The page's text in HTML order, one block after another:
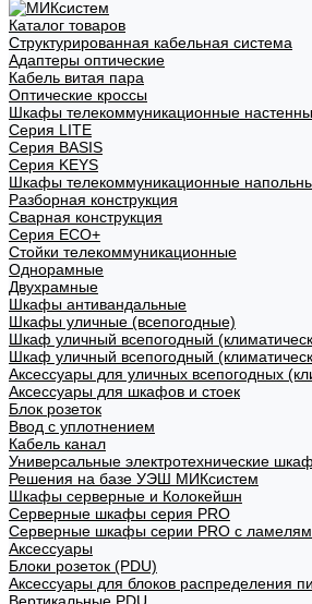
Каталог товаров
Структурированная кабельная система
Адаптеры оптические
Кабель витая пара
Оптические кроссы
Шкафы телекоммуникационные
Cерия LITE
Cерия BASIS
Cерия KEYS
Шкафы телекоммуникационные
Разборная конструкция
Сварная конструкция
Серия ECO+
Стойки телекоммуникационные
Однорамные
Двухрамные
Шкафы антивандальные
Шкафы уличные (всепогодные)
Шкаф уличный всепогодный
Шкаф уличный всепогодный
Аксессуары для уличных всепогодных
Аксессуары для шкафов и стоек
Блок розеток
Ввод с уплотнением
Кабель канал
Универсальные электротехнические
Решения на базе УЭШ МИКсистем
Шкафы серверные и Колокейшн
Серверные шкафы серия PRO
Серверные шкафы серии PRO с
Аксессуары
Блоки розеток (PDU)
Аксессуары для блоков распределения